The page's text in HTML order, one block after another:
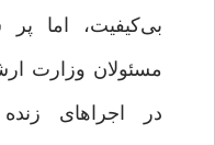
بی‌کیفیت، اما
مسئولان وزارت
در اجراهای